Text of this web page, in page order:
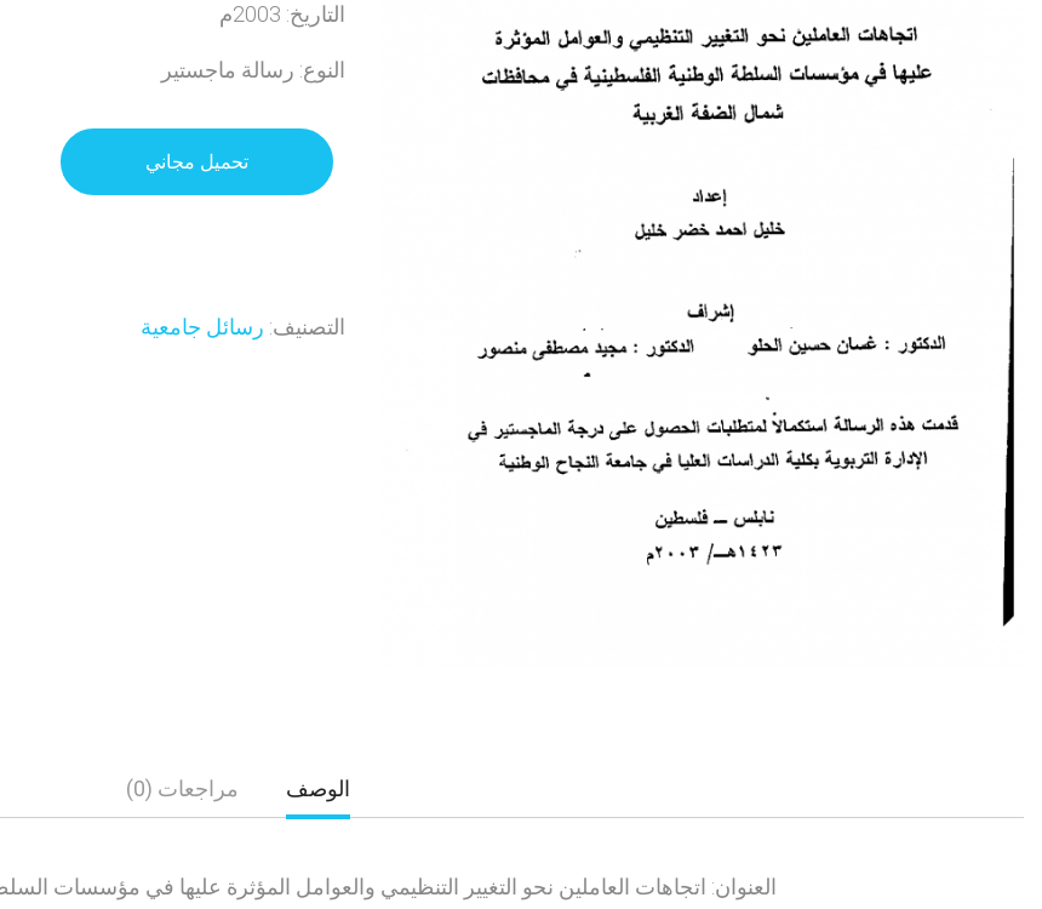
التاريخ: 2003م
النوع: رسالة ماجستير
تحميل مجاني
التصنيف: رسائل جامعية
الوصف مراجعات (0)
العنوان: اتجاهات العاملين نحو التغيير التنظيمي والعوامل المؤثرة عليها في مؤسسات